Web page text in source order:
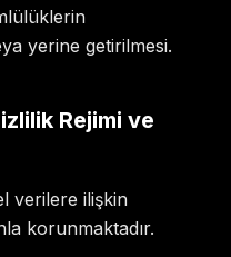
yerine getirilmesi.
Rejimi ve
verilere ilişkin
korunmaktadır.